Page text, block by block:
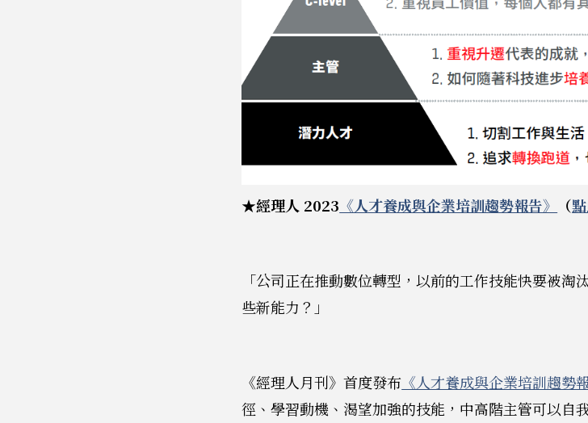
★經理人 2023 《人才養成與企業培訓趨勢報告》 （
「公司正在推動數位轉型，以前的工作技能快要被
些新能力？」
《經理人月刊》首度發布 《人才養成與企業培訓趨勢
徑、學習動機、渴望加強的技能，中高階主管可以自